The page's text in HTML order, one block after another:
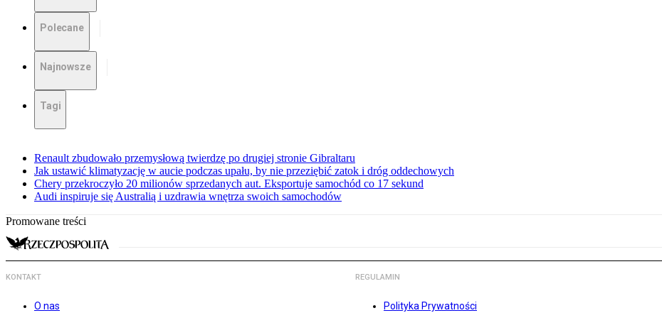
Polecane
Najnowsze
Tagi
Renault zbudowało przemysłową twierdzę po drugiej stronie Gibraltaru
Jak ustawić klimatyzację w aucie podczas upału, by nie przeziębić zatok i dróg oddechowych
Chery przekroczyło 20 milionów sprzedanych aut. Eksportuje samochód co 17 sekund
Audi inspiruje się Australią i uzdrawia wnętrza swoich samochodów
Promowane treści
KONTAKT
O nas
REGULAMIN
Polityka Prywatności